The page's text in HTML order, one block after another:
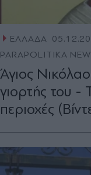
ΕΛΛΑΔΑ
PARAPOLITIKA
Άγιος
γιορτής του -
περιοχές